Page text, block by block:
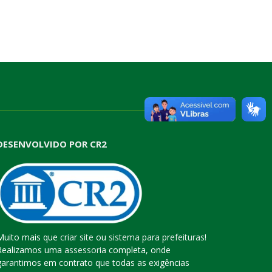
POR CR2
mais que criar site ou sistema para prefeituras!
uma assessoria completa, onde
em contrato que todas as exigências